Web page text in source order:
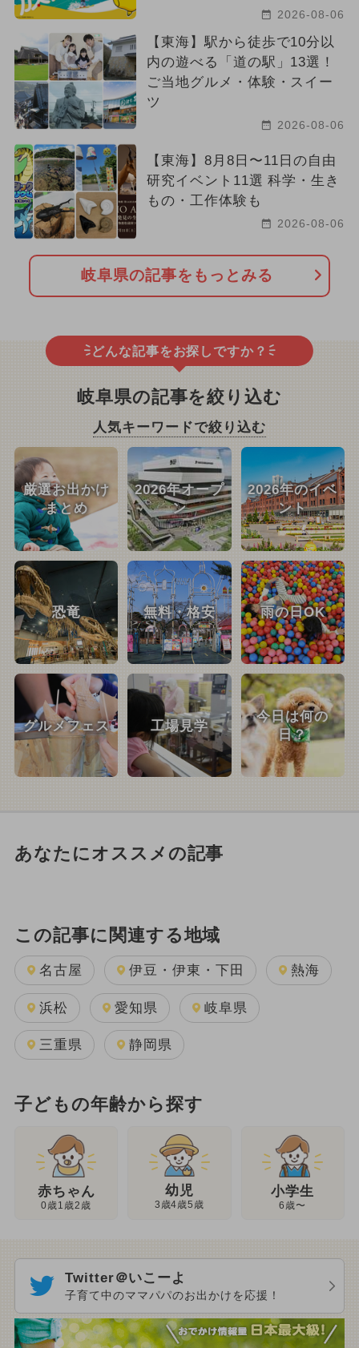
2026-08-06
【東海】駅から徒歩で10分以
内の遊べる「道の駅」13選！
ご当地グルメ・体験・スイー
ツ
2026-08-06
【東海】8月8日〜11日の自由
研究イベント11選 科学・生き
もの・工作体験も
2026-08-06
岐阜県の記事をもっとみる
どんな記事をお探しですか？
岐阜県の記事を絞り込む
人気キーワードで絞り込む
厳選お出かけ
まとめ
2026年オープ
ン
2026年のイベ
ント
恐竜 無料・格安 雨の日OK
グルメフェス 工場見学
今日は何の
日？
あなたにオススメの記事
この記事に関連する地域
名古屋 伊豆・伊東・下田 熱海
浜松 愛知県 岐阜県
三重県 静岡県
子どもの年齢から探す
赤ちゃん
0歳1歳2歳
幼児
3歳4歳5歳
小学生
6歳〜
Twitter＠いこーよ
子育て中のママパパのお出かけを応援！